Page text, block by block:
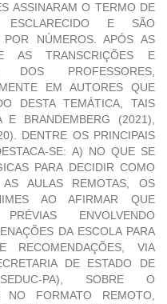
ASSINARAM O TERMO DE
ESCLARECIDO E SÃO
NÚMEROS. APÓS AS
AS TRANSCRIÇÕES E
PROFESSORES,
EM AUTORES QUE
DESTA TEMÁTICA, TAIS
E BRANDEMBERG (2021),
DENTRE OS PRINCIPAIS
SE: A) NO QUE SE
PARA DECIDIR COMO
AS AULAS REMOTAS, OS
AO AFIRMAR QUE
ENVOLVENDO
DA ESCOLA PARA
RECOMENDAÇÕES, VIA
DE ESTADO DE
PA), SOBRE O
NO FORMATO REMOTO,